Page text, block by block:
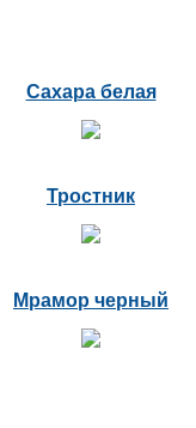
Сахара белая
Тростник
Мрамор черный